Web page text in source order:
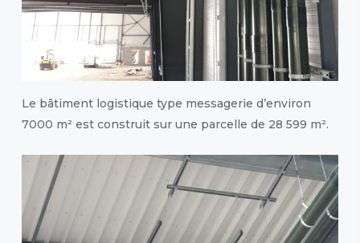
Le bâtiment logistique type messagerie d’environ
7000 m² est construit sur une parcelle de 28 599 m².